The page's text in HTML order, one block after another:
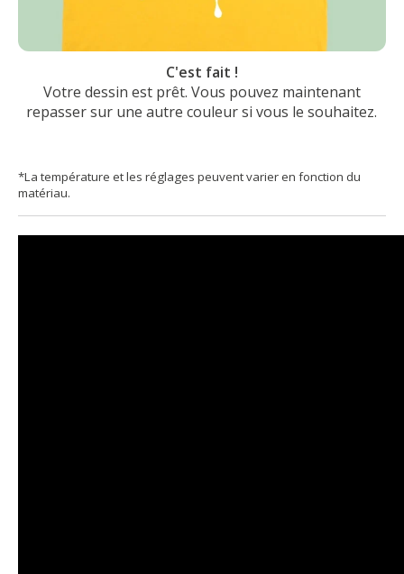
C'est fait !
Votre dessin est prêt. Vous pouvez maintenant
repasser sur une autre couleur si vous le souhaitez.
*La température et les réglages peuvent varier en fonction du
matériau.